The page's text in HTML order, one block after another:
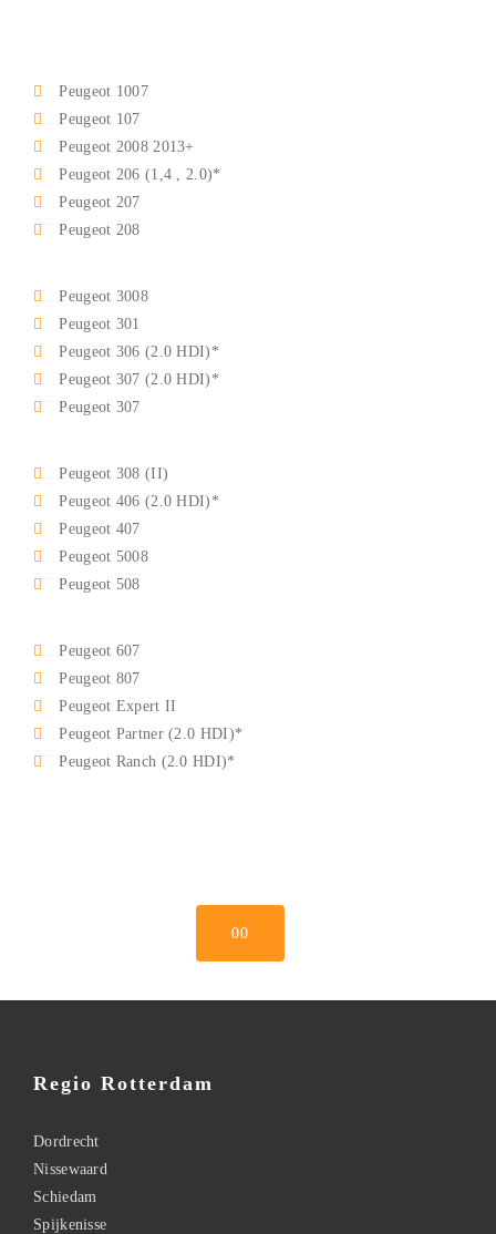
Peugeot 1007
Peugeot 107
Peugeot 2008 2013+
Peugeot 206 (1,4 , 2.0)*
Peugeot 207
Peugeot 208
Peugeot 3008
Peugeot 301
Peugeot 306 (2.0 HDI)*
Peugeot 307 (2.0 HDI)*
Peugeot 307
Peugeot 308 (II)
Peugeot 406 (2.0 HDI)*
Peugeot 407
Peugeot 5008
Peugeot 508
Peugeot 607
Peugeot 807
Peugeot Expert II
Peugeot Partner (2.0 HDI)*
Peugeot Ranch (2.0 HDI)*
00
Regio Rotterdam
Dordrecht
Nissewaard
Schiedam
Spijkenisse